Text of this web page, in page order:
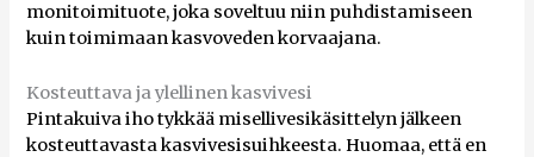
monitoimituote, joka soveltuu niin puhdistamiseen
kuin toimimaan kasvoveden korvaajana.
Kosteuttava ja ylellinen kasvivesi
Pintakuiva iho tykkää misellivesikäsittelyn jälkeen
kosteuttavasta kasvivesisuihkeesta. Huomaa, että en